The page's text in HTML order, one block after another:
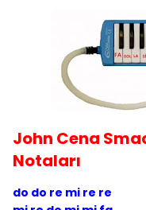
John Cena
Notaları
do do re mi re re